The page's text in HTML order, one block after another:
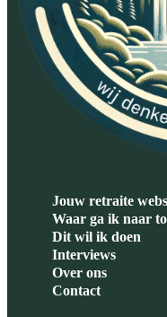
Jouw retraite
Waar ga ik naar
Dit wil ik doen
Interviews
Over ons
Contact